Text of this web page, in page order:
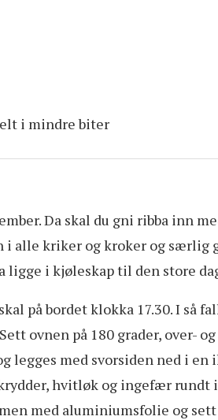
i mindre biter
Da skal du gni ribba inn
i alle kriker og kroker og særlig
i kjøleskap til den store
på bordet klokka 17.30. I så
ovnen på 180 grader, over-
legges med svorsiden ned i
hvitløk og ingefær rundt
med aluminiumsfolie og